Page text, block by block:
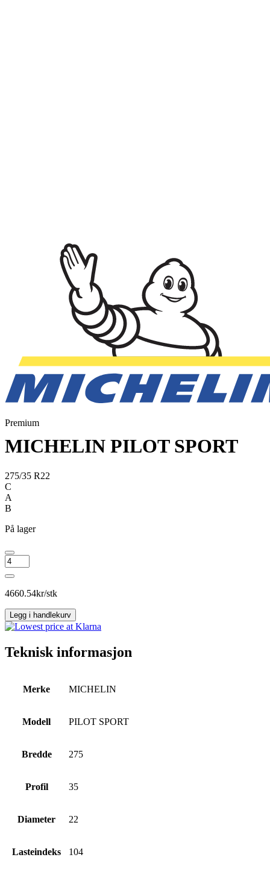
Premium
MICHELIN PILOT SPORT
275/35 R22
C
A
B
På lager
MICHELIN
PILOT
SPORT
antall
4660.54kr/stk
Legg i handlekurv
Teknisk informasjon
Merke MICHELIN
Modell PILOT SPORT
Bredde 275
Profil 35
Diameter 22
Lasteindeks 104